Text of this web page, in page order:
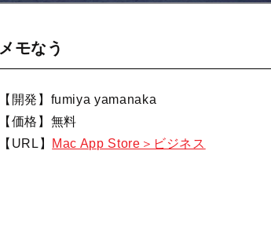
メモなう
【開発】fumiya yamanaka
【価格】無料
【URL】
Mac App Store＞ビジネス